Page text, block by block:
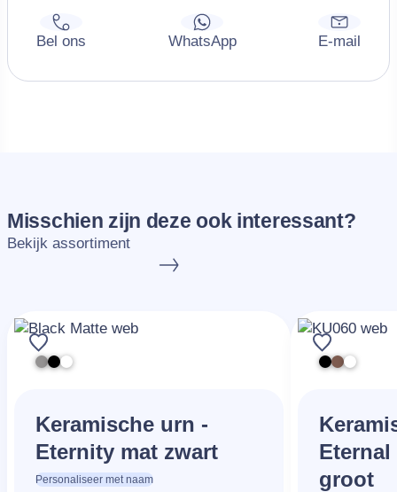
Misschien zijn deze ook interessant?
Bekijk assortiment
Keramische urn -
Eternity mat zwart
Personaliseer met naam
Eternal
groot